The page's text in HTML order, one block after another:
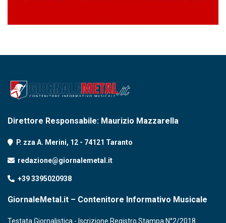
Direttore Responsabile: Maurizio Mazzarella
P. zza A. Merini, 12 - 74121 Taranto
redazione@giornalemetal.it
+39 3395020938
GiornaleMetal.it – Contenitore Informativo Musicale
Testata Giornalistica - Iscrizione Registro Stampa N°2/2018